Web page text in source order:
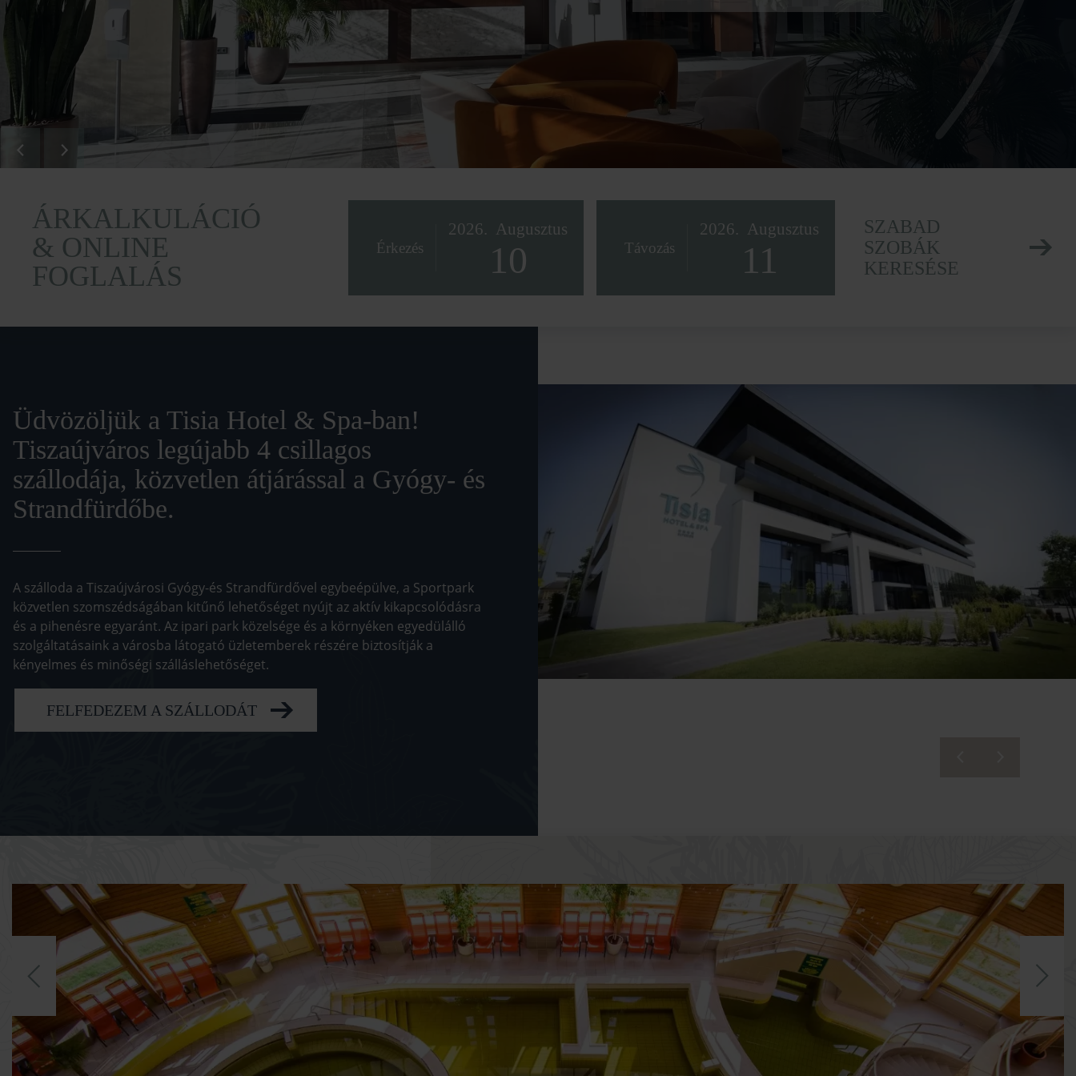
ÁRKALKULÁCIÓ
& ONLINE
FOGLALÁS
2026. Augusztus
10
2026. Augusztus
11
SZABAD
SZOBÁK
KERESÉSE
Üdvözöljük a Tisia Hotel & Spa-ban!
Tiszaújváros legújabb 4 csillagos
szállodája, közvetlen átjárással a Gyógy- és
Strandfürdőbe.
A szálloda a Tiszaújvárosi Gyógy-és Strandfürdővel egybeépülve, a Sportpark
közvetlen szomszédságában kitűnő lehetőséget nyújt az aktív kikapcsolódásra
és a pihenésre egyaránt. Az ipari park közelsége és a környéken egyedülálló
szolgáltatásaink a városba látogató üzletemberek részére biztosítják a
kényelmes és minőségi szálláslehetőséget.
FELFEDEZEM A SZÁLLODÁT